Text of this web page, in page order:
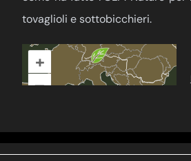
tovaglioli e sottobicchieri.
+
–